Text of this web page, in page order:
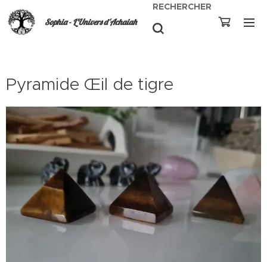
Sophia - L'Univers d'Achaiah
RECHERCHER
Pyramide Œil de tigre